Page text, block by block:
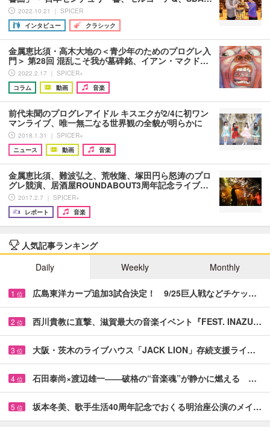
2022.10.21 ｜ SPICER
インタビュー
クラシック
​金属恵比須・高木大地の＜青少年のためのプログレ入
門＞ 第28回 混乱こそ我が墓碑銘、イアン・マクド…
2022.2.17 ｜ SPICER+
コラム
動画 音楽
前代未聞のプログレアイドル キスエクが2/4に初ワン
マンライブ、唯一無二なる世界観の全貌が明らかに
2018.1.31 ｜ SPICER+
ニュース
動画 音楽
金属恵比須、難波弘之、荒牧隆、塚田円ら怒涛のプロ
グレ競演、居酒屋ROUNDABOUT3周年記念ライブ…
2017.2.7 ｜ SPICER+
レポート
音楽
人気記事ランキング
Daily
Weekly Monthly
1 位 広島東洋カープ追加3試合決定！ 9/25巨人戦などチケッ…
2 位 西川貴教に直撃、滋賀最大の音楽イベント『FEST. INAZU…
3 位 大阪・茨木のライブハウス「JACK LION」存続支援ライ…
4 位 石田泰尚×渡辺雄一――破格の“音楽魂”が静かに燃える …
5 位 坂本冬美、歌手生活40周年記念でおくる明治座公演のメイ…